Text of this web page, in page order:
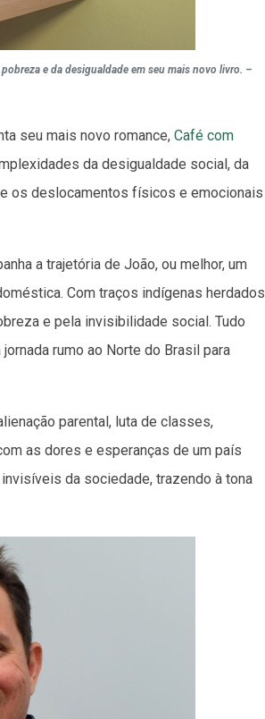
e da desigualdade em seu mais novo livro. –
seu mais novo romance, Café com
da desigualdade social, da
os deslocamentos físicos e emocionais
a trajetória de João, ou melhor, um
Com traços indígenas herdados
e pela invisibilidade social. Tudo
rumo ao Norte do Brasil para
parental, luta de classes,
as dores e esperanças de um país
da sociedade, trazendo à tona